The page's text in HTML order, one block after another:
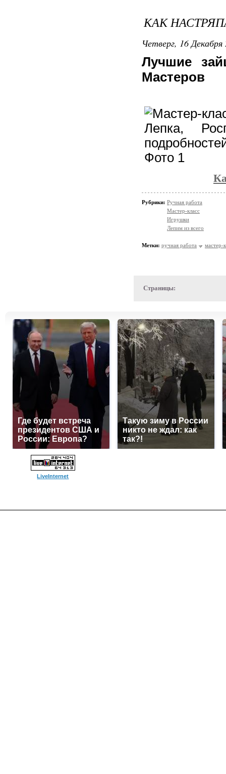
КАК
Четверг, 16
Лучшие
Мастеров
Рубрики: Ручная работа
Мастер-класс
Игрушки
Лепим из всего
Метки: ручная работа мастер-
Страницы:
Где будет встреча
президентов США и
России: Европа?
Такую зиму в России
никто не ждал: как
так?!
LiveInternet